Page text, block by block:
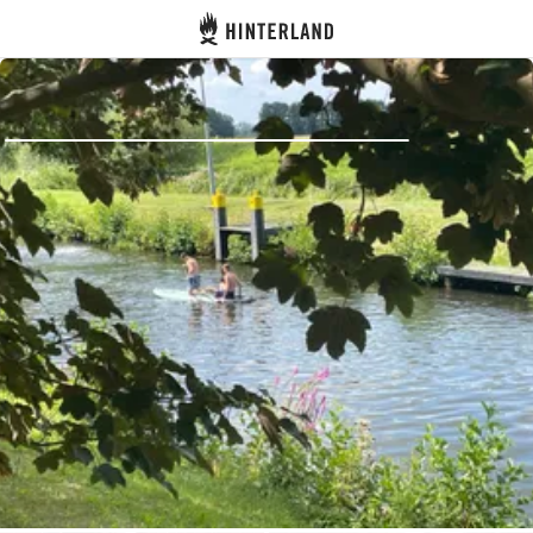
Hinterland
Anmelden
Registrieren
Gastgeber werden
Zelt- & Stellplätze
Unterkünfte
Routen